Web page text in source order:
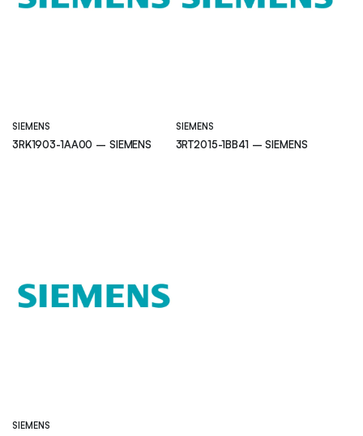
SIEMENS
3RK1903-1AA00 – SIEMENS
SIEMENS
3RT2015-1BB41 – SIEMENS
SIEMENS